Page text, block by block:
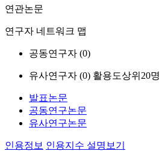
연관논문
연구자 네트워크 맵
공동연구자 (0)
유사연구자 (0) 활용도상위20명
발표논문
공동연구논문
유사연구논문
인용정보 인용지수 설명보기